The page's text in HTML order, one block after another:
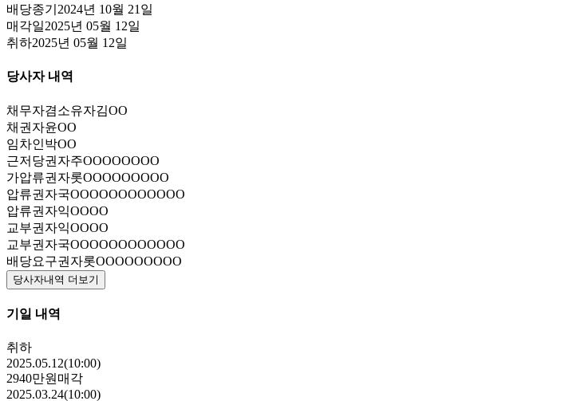
배당종기 2024년 10월 21일
매각일2025년 05월 12일
취하2025년 05월 12일
당사자 내역
채무자겸소유자김OO
채권자윤OO
임차인박OO
근저당권자주OOOOOOOO
가압류권자롯OOOOOOOOO
압류권자국OOOOOOOOOOOO
압류권자익OOOO
교부권자익OOOO
교부권자국OOOOOOOOOOOO
배당요구권자롯OOOOOOOOO
당사자내역 더보기
기일 내역
취하
2025.05.12(10:00)
2940만원 매각
2025.03.24(10:00)